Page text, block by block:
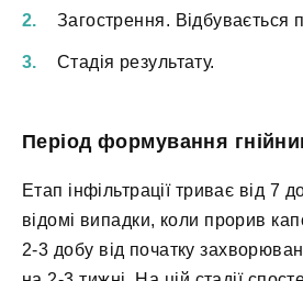
Загострення. Відбувається
Стадія результату.
Період формування
Етап інфільтрації триває від 7
відомі випадки, коли прорив
2-3 добу від початку